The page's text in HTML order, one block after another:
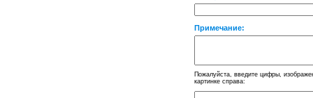
Примечание:
Пожалуйста, введите цифры,
картинке справа: